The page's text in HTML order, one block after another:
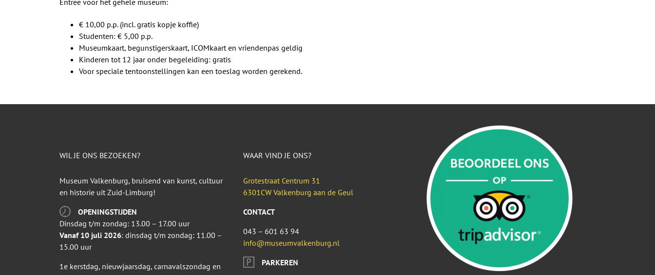
€ 10,00 p.p. (incl. gratis kopje koffie)
Studenten: € 5,00 p.p.
Museumkaart, begunstigerskaart, ICOMkaart en vriendenpas geldig
Kinderen tot 12 jaar onder begeleiding: gratis
Voor speciale tentoonstellingen kan een toeslag worden gerekend.
WIL JE ONS BEZOEKEN?
Museum Valkenburg, bruisend van kunst, cultuur
en historie uit Zuid-Limburg!
OPENINGSTIJDEN
Dinsdag t/m zondag: 13.00 – 17.00 uur
Vanaf 10 juli 2026: dinsdag t/m zondag: 11.00 –
15.00 uur
1e kerstdag, nieuwjaarsdag, carnavalszondag en
WAAR VIND JE ONS?
Grotestraat Centrum 31
6301CW Valkenburg aan de Geul
CONTACT
043 – 601 63 94
info@museumvalkenburg.nl
PARKEREN